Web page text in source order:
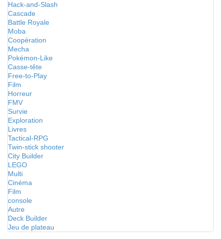
Hack-and-Slash
Cascade
Battle Royale
Moba
Coopération
Mecha
Pokémon-Like
Casse-tête
Free-to-Play
Film
Horreur
FMV
Survie
Exploration
Livres
Tactical-RPG
Twin-stick shooter
City Builder
LEGO
Multi
Cinéma
Film
console
Autre
Deck Builder
Jeu de plateau